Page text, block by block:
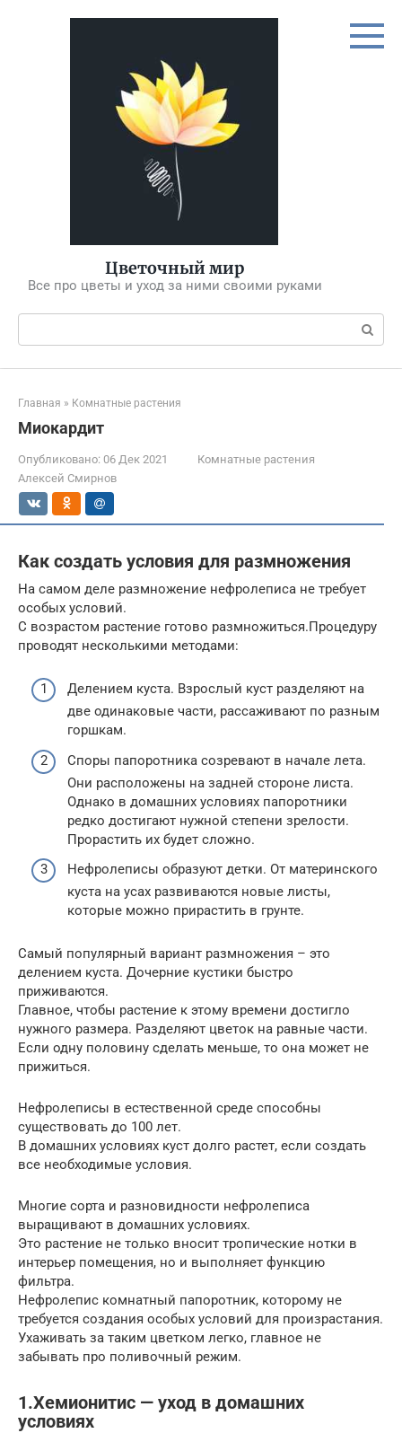
Цветочный мир
Все про цветы и уход за ними своими руками
Поиск:
Главная » Комнатные растения
Миокардит
Опубликовано: 06 Дек 2021
Комнатные растения
Алексей Смирнов
Как создать условия для размножения
На самом деле размножение нефролеписа не требует
особых условий.
С возрастом растение готово размножиться.Процедуру
проводят несколькими методами:
Делением куста. Взрослый куст разделяют на
две одинаковые части, рассаживают по разным
горшкам.
Споры папоротника созревают в начале лета.
Они расположены на задней стороне листа.
Однако в домашних условиях папоротники
редко достигают нужной степени зрелости.
Прорастить их будет сложно.
Нефролеписы образуют детки. От материнского
куста на усах развиваются новые листы,
которые можно прирастить в грунте.
Самый популярный вариант размножения – это
делением куста. Дочерние кустики быстро
приживаются.
Главное, чтобы растение к этому времени достигло
нужного размера. Разделяют цветок на равные части.
Если одну половину сделать меньше, то она может не
прижиться.
Нефролеписы в естественной среде способны
существовать до 100 лет.
В домашних условиях куст долго растет, если создать
все необходимые условия.
Многие сорта и разновидности нефролеписа
выращивают в домашних условиях.
Это растение не только вносит тропические нотки в
интерьер помещения, но и выполняет функцию
фильтра.
Нефролепис комнатный папоротник, которому не
требуется создания особых условий для произрастания.
Ухаживать за таким цветком легко, главное не
забывать про поливочный режим.
1.Хемионитис — уход в домашних
условиях